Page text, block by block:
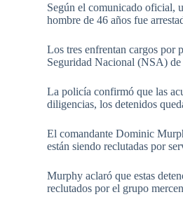
Según el comunicado oficial,
hombre de 46 años fue
Los tres enfrentan cargos por
Seguridad Nacional (NSA) de
La policía confirmó que las
diligencias, los detenidos
El comandante Dominic
están siendo reclutadas por
Murphy aclaró que estas
reclutados por el grupo